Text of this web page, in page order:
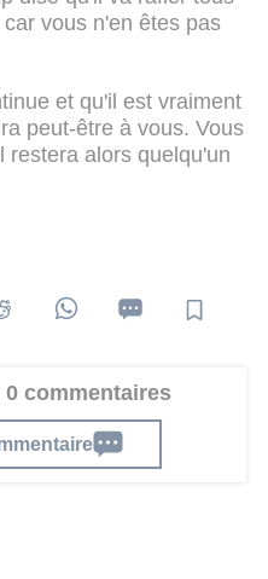
vous n'en êtes pas
et qu'il est vraiment
peut-être à vous. Vous
restera alors quelqu'un
commentaires